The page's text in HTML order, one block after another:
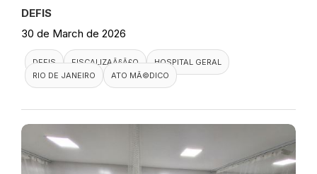
DEFIS
30 de March de 2026
DEFIS FISCALIZAÃ§Ã£O
HOSPITAL GERAL
RIO DE JANEIRO
ATO MÃ©DICO